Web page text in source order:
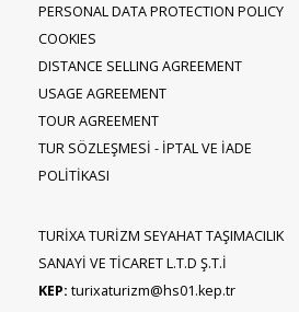
PERSONAL DATA PROTECTION POLICY
COOKIES
DISTANCE SELLING AGREEMENT
USAGE AGREEMENT
TOUR AGREEMENT
TUR SÖZLEŞMESİ - İPTAL VE İADE
POLİTİKASI
TURİXA TURİZM SEYAHAT TAŞIMACILIK
SANAYİ VE TİCARET L.T.D Ş.T.İ
KEP: turixaturizm@hs01.kep.tr